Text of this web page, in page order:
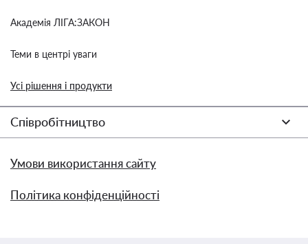
Академія ЛІГА:ЗАКОН
Теми в центрі уваги
Усі рішення і продукти
Співробітництво
Умови використання сайту
Політика конфіденційності